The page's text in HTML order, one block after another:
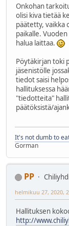
Onkohan
olisi kiva tietää
päätetty, vaikka
paikalle.
halua laittaa.
Pöytäkirjan toki
jäsenistölle
tiedot saisi
hallituksessa
"tiedotteita"
päätöksistä/
It's not dumb to
Gorman
PP
helmikuu 27, 2020,
Hallituksen
http://